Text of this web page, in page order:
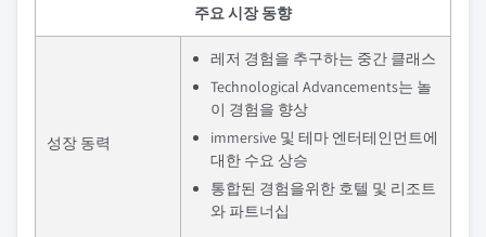
주요 시장 동향
성장 동력
레저 경험을 추구하는 중간 클래스
Technological Advancements는 놀
이 경험을 향상
immersive 및 테마 엔터테인먼트에
대한 수요 상승
통합된 경험을위한 호텔 및 리조트
와 파트너십